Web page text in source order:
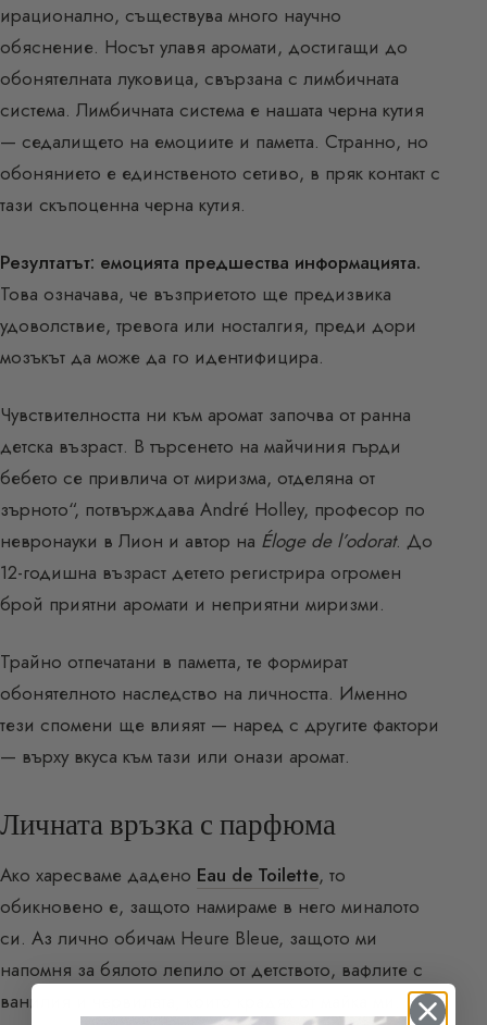
ирационално, съществува много научно
обяснение. Носът улавя аромати, достигащи до
обонятелната луковица, свързана с лимбичната
система. Лимбичната система е нашата черна кутия
— седалището на емоциите и паметта. Странно, но
обонянието е единственото сетиво, в пряк контакт с
тази скъпоценна черна кутия.
Резултатът: емоцията предшества информацията.
Това означава, че възприетото ще предизвика
удоволствие, тревога или носталгия, преди дори
мозъкът да може да го идентифицира.
Чувствителността ни към аромат започва от ранна
детска възраст. В търсенето на майчиния гърди
бебето се привлича от миризма, отделяна от
зърното“, потвърждава André Holley, професор по
невронауки в Лион и автор на Éloge de l’odorat. До
12-годишна възраст детето регистрира огромен
брой приятни аромати и неприятни миризми.
Трайно отпечатани в паметта, те формират
обонятелното наследство на личността. Именно
тези спомени ще влияят — наред с другите фактори
— върху вкуса към тази или онази аромат.
Личната връзка с парфюма
Ако харесваме дадено Eau de Toilette, то
обикновено е, защото намираме в него миналото
си. Аз лично обичам Heure Bleue, защото ми
напомня за бялото лепило от детството, вафлите с
ванилия и червилата, които крадях от майка ми.